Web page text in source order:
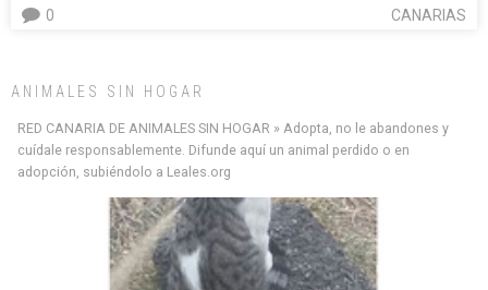
CANARIAS
0
ANIMALES SIN HOGAR
RED CANARIA DE ANIMALES SIN HOGAR » Adopta, no le abandones y
cuídale responsablemente. Difunde aquí un animal perdido o en
adopción, subiéndolo a Leales.org